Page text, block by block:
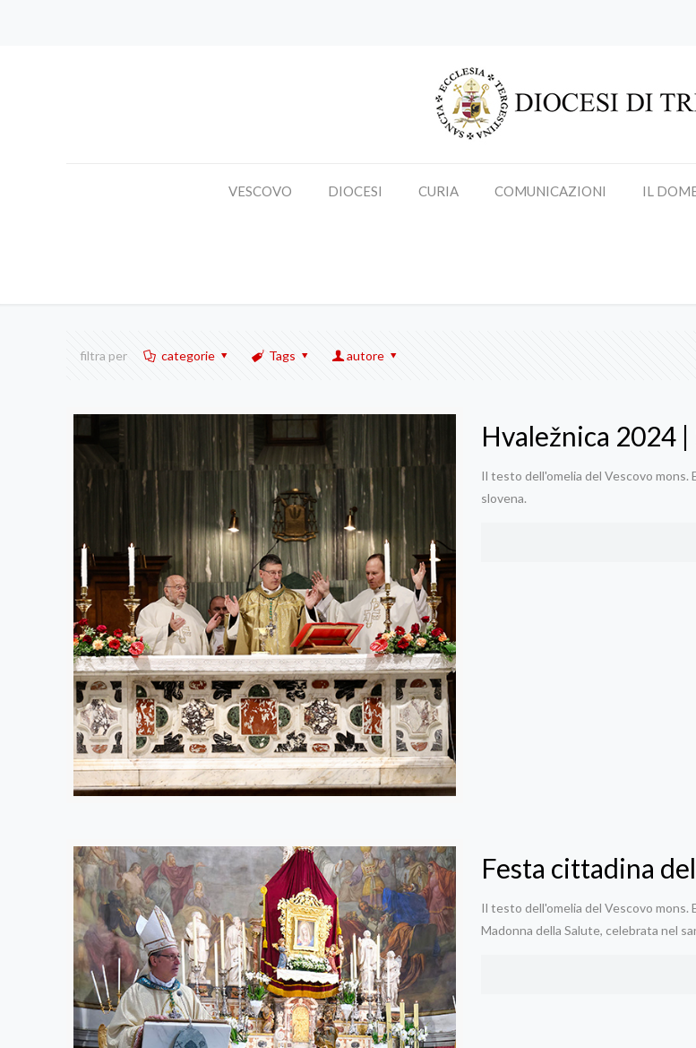
VESCOVO DIOCESI CURIA COMUNICAZIONI IL
filtra per categorie Tags autore
Hvaležnica 2024
Il testo dell'omelia del Vescovo mons.
slovena.
Festa cittadina
Il testo dell'omelia del Vescovo mons.
Madonna della Salute, celebrata nel